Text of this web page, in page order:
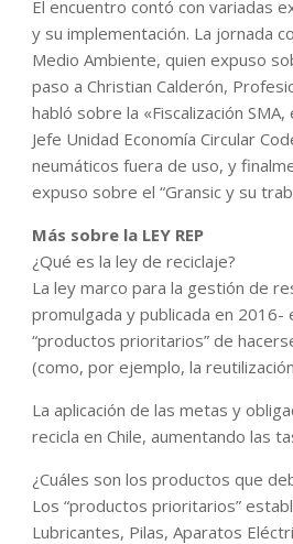
El encuentro contó con variadas
y su implementación. La jornada
Medio Ambiente, quien expuso
paso a Christian Calderón,
habló sobre la «Fiscalización
Jefe Unidad Economía Circular
neumáticos fuera de uso, y
expuso sobre el “Gransic y su
Más sobre la LEY REP
¿Qué es la ley de reciclaje?
La ley marco para la gestión de
promulgada y publicada en
“productos prioritarios” de
(como, por ejemplo, la
La aplicación de las metas y
recicla en Chile, aumentando las
¿Cuáles son los productos que
Los “productos prioritarios”
Lubricantes, Pilas, Aparatos